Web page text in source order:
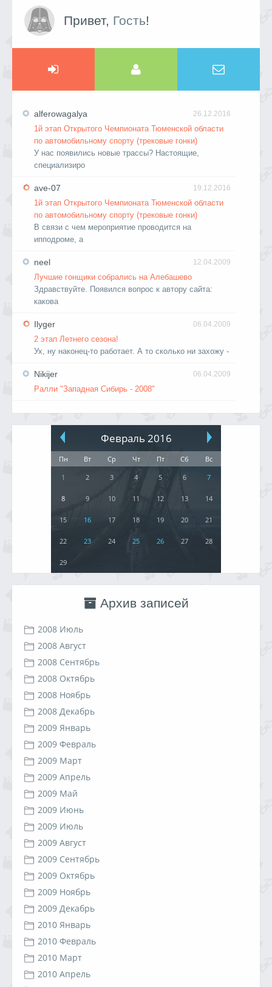
Привет, Гость!
26.12.2016
alferowagalya
1й этап Открытого Чемпионата Тюменской области
по автомобильному спорту (трековые гонки)
У нас появились новые трассы? Настоящие,
специализиро
19.12.2016
ave-07
1й этап Открытого Чемпионата Тюменской области
по автомобильному спорту (трековые гонки)
В связи с чем мероприятие проводится на
ипподроме, а
12.04.2009
neel
Лучшие гонщики собрались на Алебашево
Здравствуйте. Появился вопрос к автору сайта:
какова
06.04.2009
Ilyger
2 этап Летнего сезона!
Ух, ну наконец-то работает. А то сколько ни захожу -
06.04.2009
Nikijer
Ралли "Западная Сибирь - 2008"
Февраль 2016
Пн Вт Ср Чт Пт Сб
Вс
1
2 3 4 5 6 7
8 9 10 11 12 13 14
15 16 17 18 19 20 21
22 23 24 25 26 27 28
29
Архив записей
2008 Июль
2008 Август
2008 Сентябрь
2008 Октябрь
2008 Ноябрь
2008 Декабрь
2009 Январь
2009 Февраль
2009 Март
2009 Апрель
2009 Май
2009 Июнь
2009 Июль
2009 Август
2009 Сентябрь
2009 Октябрь
2009 Ноябрь
2009 Декабрь
2010 Январь
2010 Февраль
2010 Март
2010 Апрель